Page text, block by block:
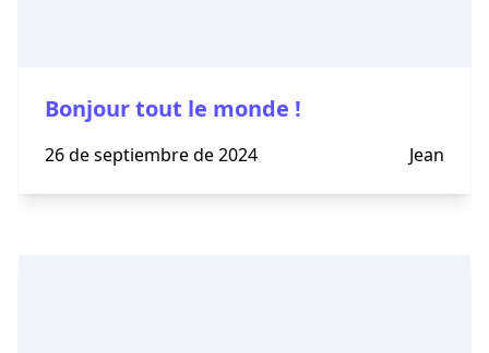
Bonjour tout le monde !
26 de septiembre de 2024 Jean